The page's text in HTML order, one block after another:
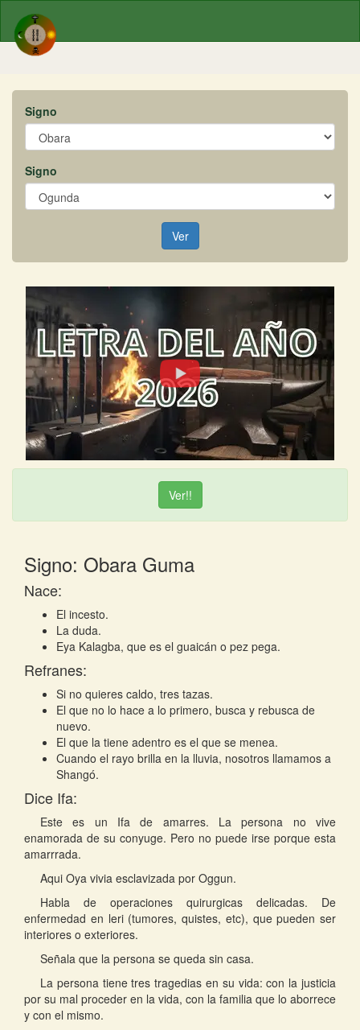
Signo
Signo
Ver
Ver!!
Signo: Obara Guma
Nace:
El incesto.
La duda.
Eya Kalagba, que es el guaicán o pez pega.
Refranes:
Si no quieres caldo, tres tazas.
El que no lo hace a lo primero, busca y rebusca de
nuevo.
El que la tiene adentro es el que se menea.
Cuando el rayo brilla en la lluvia, nosotros llamamos a
Shangó.
Dice Ifa:
Este es un Ifa de amarres. La persona no vive
enamorada de su conyuge. Pero no puede irse porque esta
amarrrada.
Aqui Oya vivia esclavizada por Oggun.
Habla de operaciones quirurgicas delicadas. De
enfermedad en leri (tumores, quistes, etc), que pueden ser
interiores o exteriores.
Señala que la persona se queda sin casa.
La persona tiene tres tragedias en su vida: con la justicia
por su mal proceder en la vida, con la familia que lo aborrece
y con el mismo.